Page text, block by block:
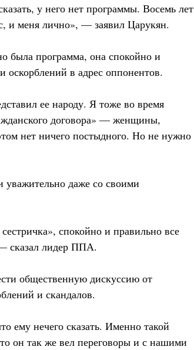
у него нет программы. Восемь лет
и меня лично», — заявил Царукян.
была программа, она спокойно и
оскорблений в адрес оппонентов.
ее народу. Я тоже во время
договора» — женщины,
нет ничего постыдного. Но не нужно
уважительно даже со своими
спокойно и правильно все
сказал лидер ППА.
общественную дискуссию от
и скандалов.
ему нечего сказать. Именно такой
он так же вел переговоры и с нашими